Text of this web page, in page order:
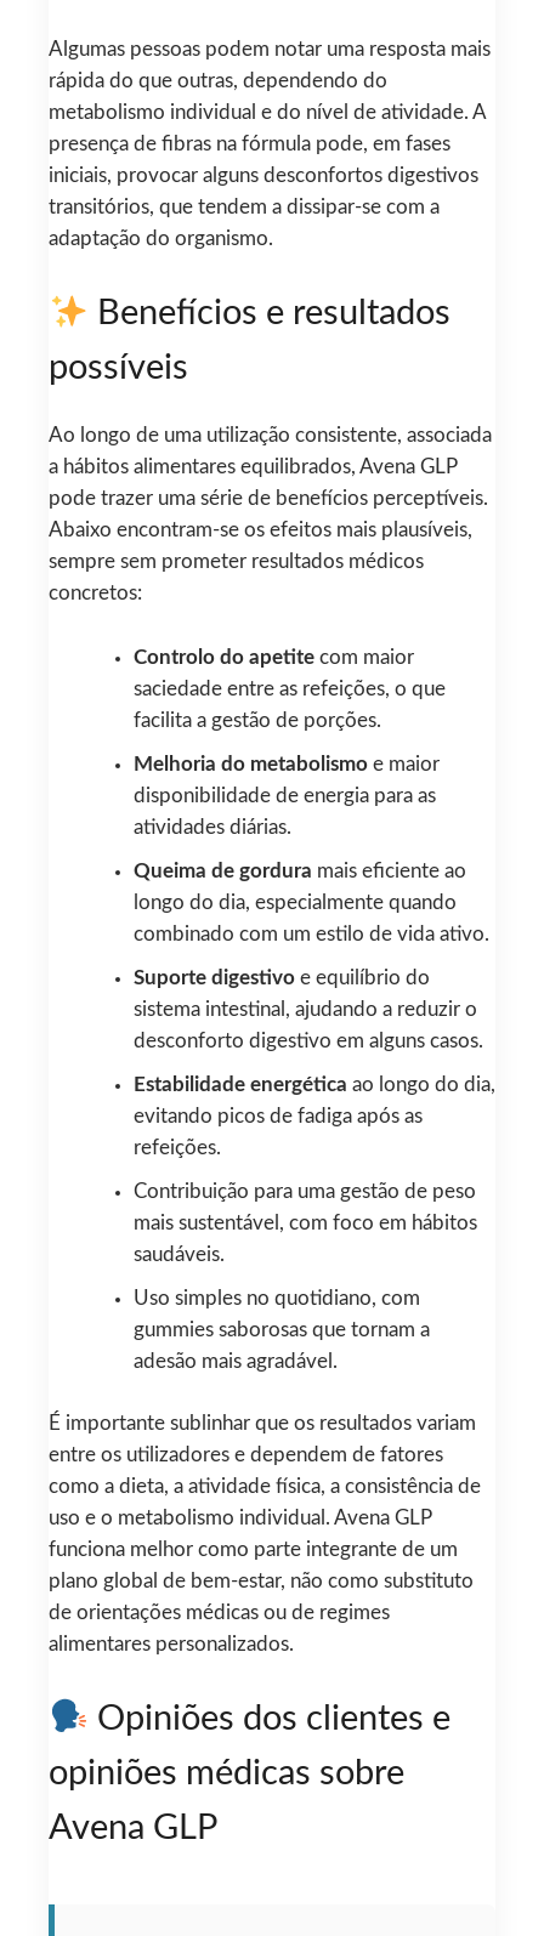
Algumas pessoas podem notar uma resposta mais
rápida do que outras, dependendo do
metabolismo individual e do nível de atividade. A
presença de fibras na fórmula pode, em fases
iniciais, provocar alguns desconfortos digestivos
transitórios, que tendem a dissipar-se com a
adaptação do organismo.
Benefícios e resultados
possíveis
Ao longo de uma utilização consistente, associada
a hábitos alimentares equilibrados, Avena GLP
pode trazer uma série de benefícios perceptíveis.
Abaixo encontram-se os efeitos mais plausíveis,
sempre sem prometer resultados médicos
concretos:
Controlo do apetitecom maior
saciedade entre as refeições, o que
facilita a gestão de porções.
Melhoria do metabolismoe maior
disponibilidade de energia para as
atividades diárias.
Queima de gordura mais eficiente ao
longo do dia, especialmente quando
combinado com um estilo de vida ativo.
Suporte digestivoe equilíbrio do
sistema intestinal, ajudando a reduzir o
desconforto digestivo em alguns casos.
Estabilidade energética ao longo do dia,
evitando picos de fadiga após as
refeições.
Contribuição para uma gestão de peso
mais sustentável, com foco em hábitos
saudáveis.
Uso simples no quotidiano, com
gummies saborosas que tornam a
adesão mais agradável.
É importante sublinhar que os resultados variam
entre os utilizadores e dependem de fatores
como a dieta, a atividade física, a consistência de
uso e o metabolismo individual. Avena GLP
funciona melhor como parte integrante de um
plano global de bem-estar, não como substituto
de orientações médicas ou de regimes
alimentares personalizados.
Opiniões dos clientes e
opiniões médicas sobre
Avena GLP